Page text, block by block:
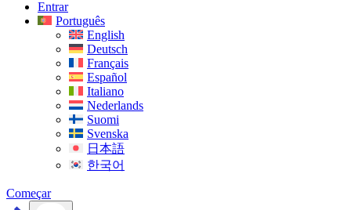
Entrar
Português
English
Deutsch
Français
Español
Italiano
Nederlands
Suomi
Svenska
日本語
한국어
Começar